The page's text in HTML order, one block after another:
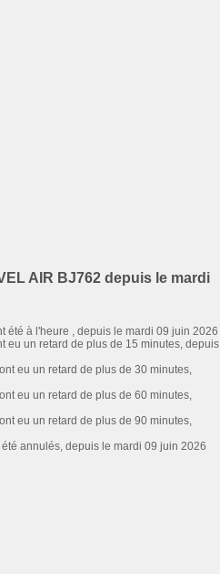
AIR BJ762 depuis le mardi
été à l'heure , depuis le mardi 09 juin 2026
eu un retard de plus de 15 minutes, depuis
eu un retard de plus de 30 minutes,
eu un retard de plus de 60 minutes,
eu un retard de plus de 90 minutes,
annulés, depuis le mardi 09 juin 2026